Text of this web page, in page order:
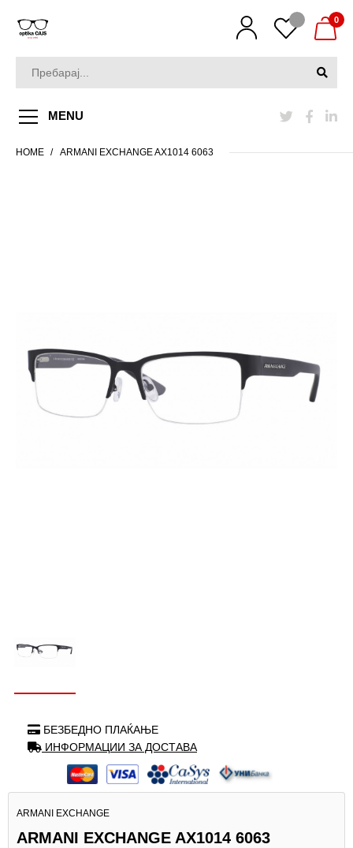
0
MENU
HOME ARMANI EXCHANGE AX1014 6063
БЕЗБЕДНО ПЛАЌАЊЕ
ИНФОРМАЦИИ ЗА ДОСТАВА
ARMANI EXCHANGE
ARMANI EXCHANGE AX1014 6063